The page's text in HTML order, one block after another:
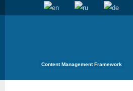
Content Management Framework